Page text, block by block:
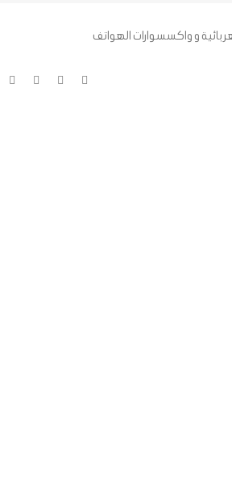
و واكسسوارات الهواتف